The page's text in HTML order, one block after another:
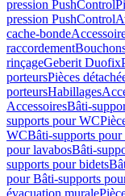
pression PushControl
pression PushControl
cache-bonde
raccordement
rinçageGeberit Duofix
porteursPièces
porteursHabillages
AccessoiresBâti-
supports pour WC
WCBâti-supports pour
pour lavabosBâti-
supports pour bidets
pour Bâti-supports
évacuation murale